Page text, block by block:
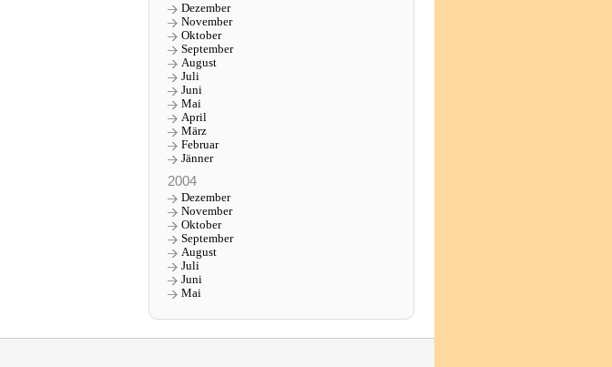
Dezember
November
Oktober
September
August
Juli
Juni
Mai
April
März
Februar
Jänner
2004
Dezember
November
Oktober
September
August
Juli
Juni
Mai